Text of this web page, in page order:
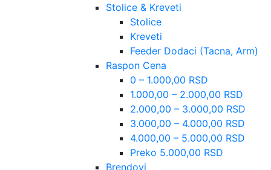
Stolice & Kreveti
Stolice
Kreveti
Feeder Dodaci (Tacna, Arm)
Raspon Cena
0 – 1.000,00 RSD
1.000,00 – 2.000,00 RSD
2.000,00 – 3.000,00 RSD
3.000,00 – 4.000,00 RSD
4.000,00 – 5.000,00 RSD
Preko 5.000,00 RSD
Brendovi